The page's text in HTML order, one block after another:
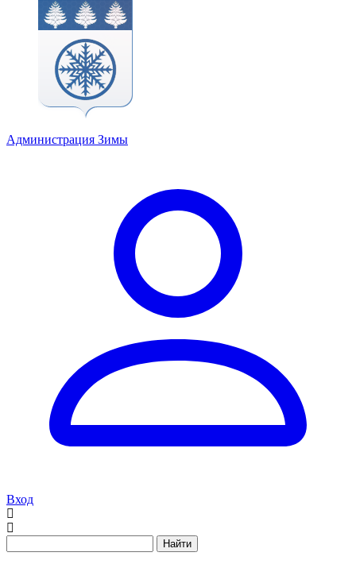
Администрация Зимы
Вход
Найти